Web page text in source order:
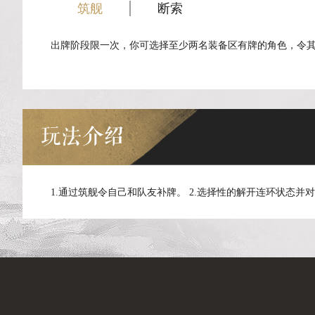
筑舰 断索
出牌阶段限一次，你可选择至少两名装备区有牌的角色，令
玩法介绍
1.通过筑舰令自己和队友补牌。 2.选择性的解开连环状态并